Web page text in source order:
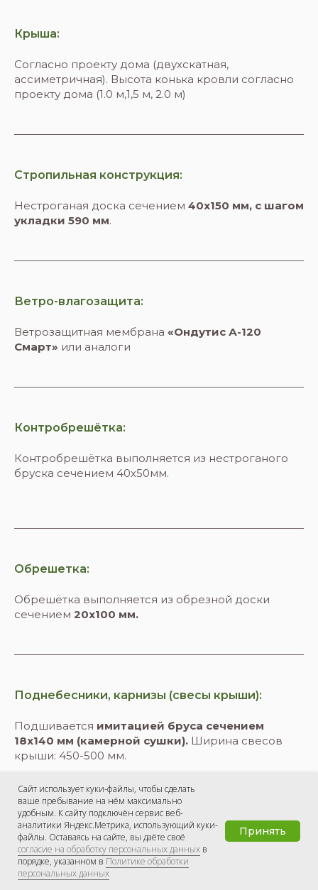
Сайт использует куки-файлы, чтобы сделать
ваше пребывание на нём максимально
удобным. К сайту подключён сервис веб-
аналитики Яндекс.Метрика, использующий куки-
файлы. Оставаясь на сайте, вы даёте своё
согласие на обработку персональных данных в
порядке, указанном в Политике обработки
персональных данных
Принять
Крыша:
Согласно проекту дома (двухскатная,
ассиметричная). Высота конька кровли согласно
проекту дома (1.0 м,1,5 м, 2.0 м)
Стропильная конструкция:
Нестроганая доска сечением 40х150 мм, с шагом
укладки 590 мм.
Ветро-влагозащита:
Ветрозащитная мембрана «Ондутис А-120
Смарт» или аналоги
Контробрешётка:
Контробрешётка выполняется из нестроганого
бруска сечением 40х50мм.
Обрешетка:
Обрешётка выполняется из обрезной доски
сечением 20х100 мм.
Поднебесники, карнизы (свесы крыши):
Подшивается имитацией бруса сечением
18х140 мм (камерной сушки). Ширина свесов
крыши: 450-500 мм.
Фронтоны:
На каркас фронтонов монтируется
ветрозащитная мембрана